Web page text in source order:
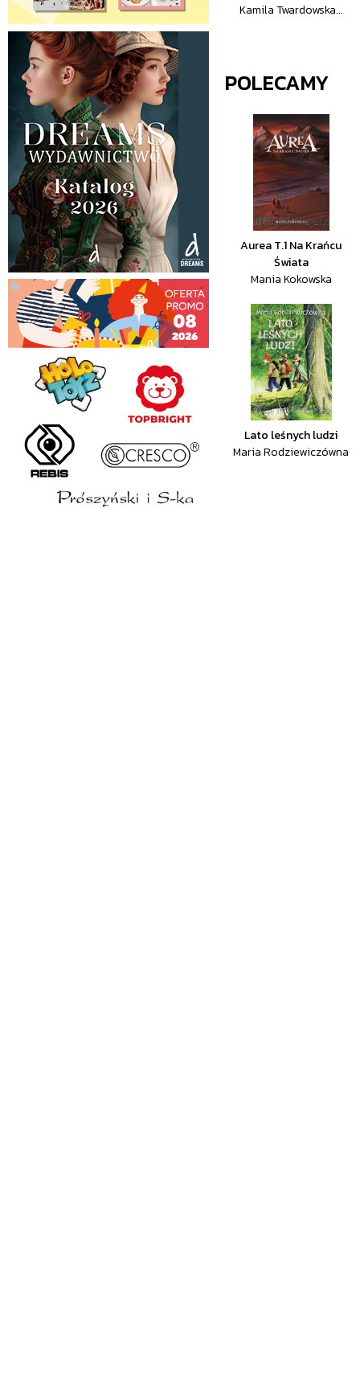
Kamila Twardowska...
POLECAMY
Aurea T.1 Na Krańcu
Świata
Mania Kokowska
Lato leśnych ludzi
Maria Rodziewiczówna